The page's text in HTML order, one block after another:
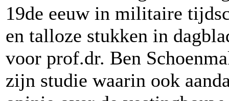
19de eeuw in militaire
en talloze stukken in
voor prof.dr. Ben
zijn studie waarin ook